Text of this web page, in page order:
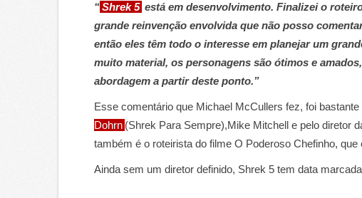
“Shrek 5 está em desenvolvimento. Finalizei o
grande reinvenção envolvida que não posso
então eles têm todo o interesse em planejar um
muito material, os personagens são ótimos e
abordagem a partir deste ponto.”
Esse comentário que Michael McCullers fez, foi
Dohrn (Shrek Para Sempre),Mike Mitchell e pelo diretor
também é o roteirista do filme O Poderoso Chefinho,
Ainda sem um diretor definido, Shrek 5 tem data